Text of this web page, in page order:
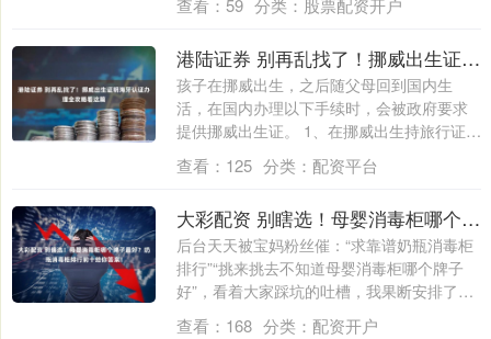
查看： 59 分类： 股票配资开户
港陆证券 别再乱找了！挪威出生证明海牙认证办理全攻略看这篇
孩子在挪威出生，之后随父母回到国内生
活，在国内办理以下手续时，会被政府要求
提供挪威出生证。 1、在挪威出生持旅行证回
国的....
查看： 125 分类： 配资平台
大彩配资 别瞎选！母婴消毒柜哪个牌子最好？奶瓶消毒柜排行前十给你答案！
后台天天被宝妈粉丝催：“求靠谱奶瓶消毒柜
排行”“挑来挑去不知道母婴消毒柜哪个牌子
好”，看着大家踩坑的吐槽，我果断安排了
这....
查看： 168 分类： 配资开户